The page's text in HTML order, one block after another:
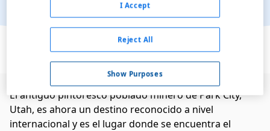
Ver en el mapa
El antiguo pintoresco poblado minero de Park City,
Utah, es ahora un destino reconocido a nivel
internacional y es el lugar donde se encuentra el
Show Purposes
Reject All
I Accept